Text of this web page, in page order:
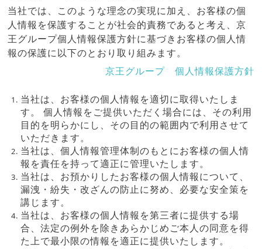
当社では、このような理念の実現に加え、お客様の個
人情報を保護することが社会的責務であると考え、京
王グループ個人情報保護方針に基づきお客様の個人情
報の保護に以下のとおり取り組みます。
京王グループ 個人情報保護方針
当社は、お客様の個人情報を適切に取得いたしま
す。 個人情報をご提供いただく場合には、その利用
目的を明らかにし、その目的の範囲内で利用させて
いただきます。
当社は、個人情報管理体制のもとにお客様の個人情
報を責任を持って適正に管理いたします。
当社は、お預かりしたお客様の個人情報について、
漏洩・紛失・改ざんの防止に努め、必要な安全策を
講じます。
当社は、お客様の個人情報を第三者に提供する場
合、法定の例外を除きあらかじめご本人の同意を得
た上で最小限の情報を適正に提供いたします。